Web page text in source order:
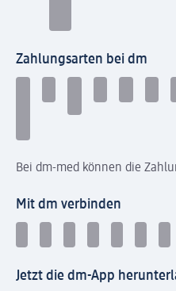
Zahlungsarten bei dm
Bei dm-med können die
Mit dm verbinden
Jetzt die dm-App